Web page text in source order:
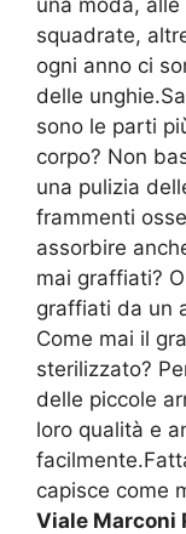
squadrate,
ogni anno ci
delle
sono le parti
corpo? Non
una pulizia
frammenti
assorbire
mai graffiati?
graffiati da un
Come mai il
sterilizzato?
delle piccole
loro qualità e
capisce come
Viale Marconi